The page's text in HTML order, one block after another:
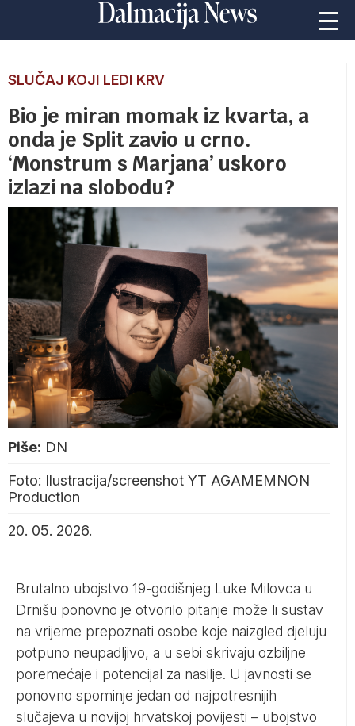
SLUČAJ KOJI LEDI KRV
Bio je miran momak iz kvarta, a
onda je Split zavio u crno.
‘Monstrum s Marjana’ uskoro
izlazi na slobodu?
Piše: DN
Foto: Ilustracija/screenshot YT AGAMEMNON
Production
20. 05. 2026.
Brutalno ubojstvo 19-godišnjeg Luke Milovca u
Drnišu ponovno je otvorilo pitanje može li sustav
na vrijeme prepoznati osobe koje naizgled djeluju
potpuno neupadljivo, a u sebi skrivaju ozbiljne
poremećaje i potencijal za nasilje. U javnosti se
ponovno spominje jedan od najpotresnijih
slučajeva u novijoj hrvatskoj povijesti – ubojstvo